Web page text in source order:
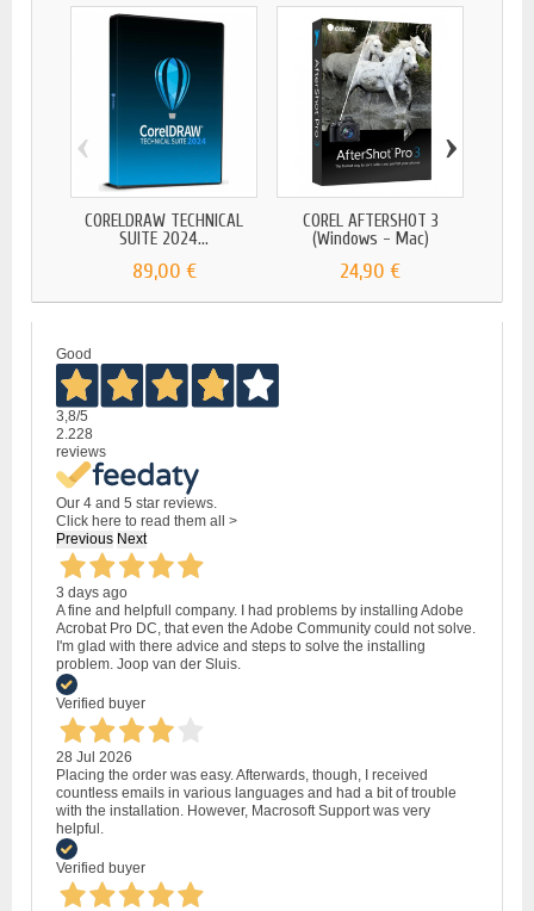
CORELDRAW TECHNICAL
SUITE 2024...
89,00 €
COREL AFTERSHOT 3
(Windows - Mac)
24,90 €
‹ ›
Good
3,8/5
2.228
reviews
Our 4 and 5 star reviews.
Click here to read them all >
Previous Next
3 days ago
A fine and helpfull company. I had problems by installing Adobe
Acrobat Pro DC, that even the Adobe Community could not solve.
I'm glad with there advice and steps to solve the installing
problem. Joop van der Sluis.
Verified buyer
28 Jul 2026
Placing the order was easy. Afterwards, though, I received
countless emails in various languages and had a bit of trouble
with the installation. However, Macrosoft Support was very
helpful.
Verified buyer